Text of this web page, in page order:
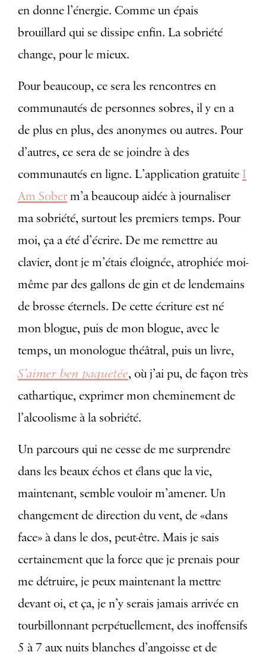
en donne l’énergie. Comme un épais
brouillard qui se dissipe enfin. La sobriété
change, pour le mieux.
Pour beaucoup, ce sera les rencontres en
communautés de personnes sobres, il y en a
de plus en plus, des anonymes ou autres. Pour
d’autres, ce sera de se joindre à des
communautés en ligne. L’application gratuite I
Am Soberm’a beaucoup aidée à journaliser
ma sobriété, surtout les premiers temps. Pour
moi, ça a été d’écrire. De me remettre au
clavier, dont je m’étais éloignée, atrophiée moi-
même par des gallons de gin et de lendemains
de brosse éternels. De cette écriture est né
mon blogue, puis de mon blogue, avec le
temps, un monologue théâtral, puis un livre,
S’aimer ben paquetée, où j’ai pu, de façon très
cathartique, exprimer mon cheminement de
l’alcoolisme à la sobriété.
Un parcours qui ne cesse de me surprendre
dans les beaux échos et élans que la vie,
maintenant, semble vouloir m’amener. Un
changement de direction du vent, de «dans
face» à dans le dos, peut-être. Mais je sais
certainement que la force que je prenais pour
me détruire, je peux maintenant la mettre
devant oi, et ça, je n’y serais jamais arrivée en
tourbillonnant perpétuellement, des inoffensifs
5 à 7 aux nuits blanches d’angoisse et de